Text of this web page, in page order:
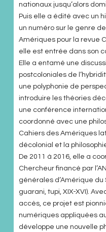
nationaux jusqu’alors
Puis elle a édité avec un
un numéro sur le genre
Amériques pour la revue
elle est entrée dans son
Elle a entamé une
postcoloniales de
une polyphonie de
introduire les théories
une conférence
coordonné avec une
Cahiers des Amériques
décolonial et la
De 2011 à 2016, elle a
Chercheur financé par
générales d’Amérique du
guarani, tupi, XIX-XVI).
accès, ce projet est
numériques appliquées
développe une nouvelle